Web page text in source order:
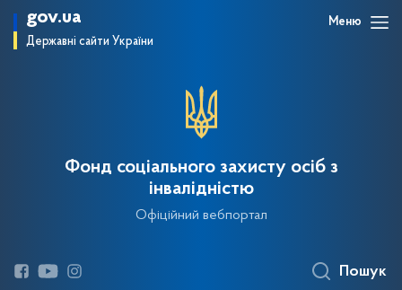
gov.ua
Державні сайти України
Меню
Фонд соціального захисту осіб з
інвалідністю
Офіційний вебпортал
Пошук